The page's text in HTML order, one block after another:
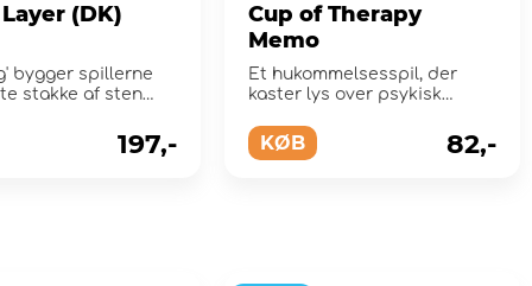
(DK)
bygger spillerne
stakke af sten
197,-
Cup of Therapy
Memo
Et hukommelsesspil, der
kaster lys over psykisk
KØB 82,-